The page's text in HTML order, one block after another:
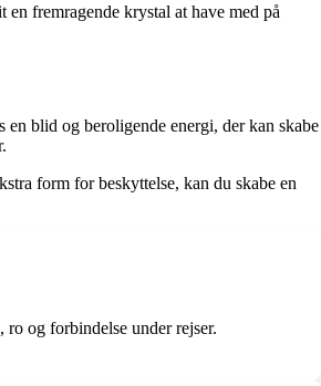
fremragende krystal at have med på
blid og beroligende energi, der kan skabe
form for beskyttelse, kan du skabe en
og forbindelse under rejser.